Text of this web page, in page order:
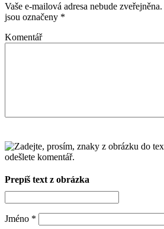
Vaše e-mailová adresa nebude zveřejněna.
jsou označeny *
Komentář
Prepíš text z obrázka
Jméno *